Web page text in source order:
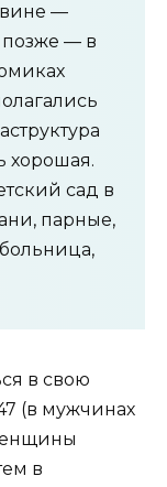
—
— в
хорошая.
сад в
парные,
в свою
(в мужчинах
в